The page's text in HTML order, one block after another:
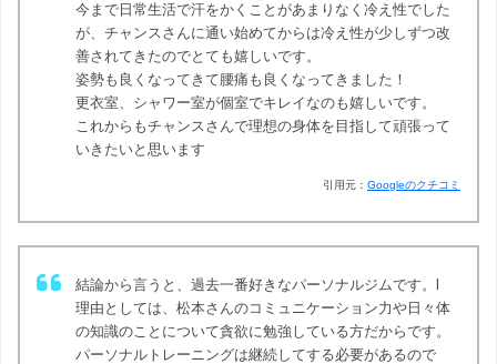
今まで日常生活で汗をかくことがあまりなく冷え性でした
が、チャンスさんに通い始めてからは冷え性が少しずつ改
善されてきたのでとても嬉しいです。
姿勢も良くなってきて腰痛も良くなってきました！
更衣室、シャワー室が個室でキレイなのも嬉しいです。
これからもチャンスさんで理想の身体を目指して頑張って
いきたいと思います
引用元： Googleのクチコミ
結論から言うと、過去一番好きなパーソナルジムです。l
理由としては、松本さんのコミュニケーション力や日々体
の知識のことについて貪欲に勉強している方だからです。
パーソナルトレーニングは継続してする必要があるので